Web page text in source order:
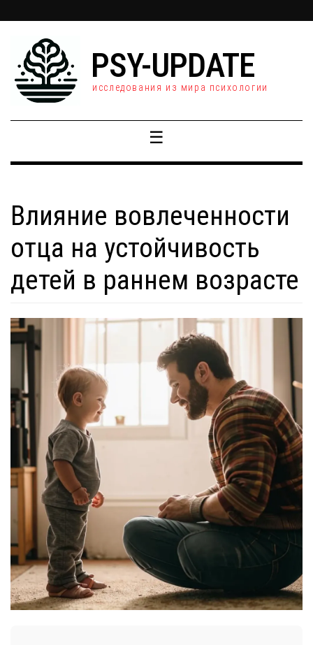
PSY-UPDATE
исследования из мира психологии
☰
Влияние вовлеченности
отца на устойчивость
детей в раннем возрасте